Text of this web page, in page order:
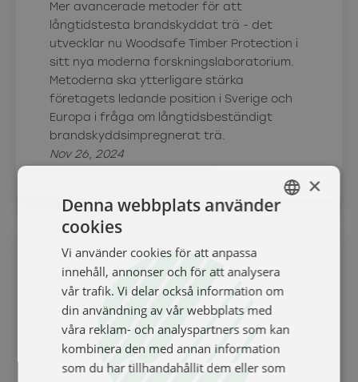
Mer avancerade metoder för att
långtidstesta brandskyddat trä - det
utvecklar nu Woodsafe Timber Protection i
sitt nya moderna forskningslaboratorium.
Metoderna ska ytterligare stärka
företagets ledande position i Sverige och
Europa i fråga om långtidsbeständigt
brandskyddsimpregnerat trä.
Nov 26, 2024
×
Denna webbplats använder
cookies
Vi använder cookies för att anpassa
innehåll, annonser och för att analysera
vår trafik. Vi delar också information om
din användning av vår webbplats med
våra reklam- och analyspartners som kan
kombinera den med annan information
som du har tillhandahållit dem eller som